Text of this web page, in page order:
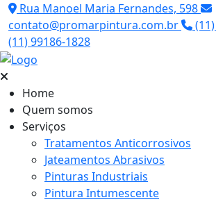
Rua Manoel Maria Fernandes, 598
contato@promarpintura.com.br
(11) 99186-1828
Home
Quem somos
Serviços
Tratamentos Anticorrosivos
Jateamentos Abrasivos
Pinturas Industriais
Pintura Intumescente